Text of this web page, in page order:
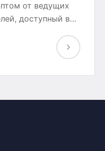
от ведущих
доступный в…